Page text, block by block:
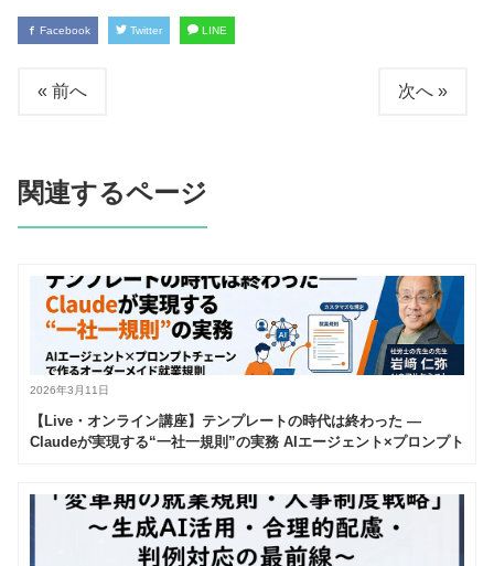
Facebook Twitter LINE
« 前へ 次へ »
関連するページ
2026年3月11日
【Live・オンライン講座】テンプレートの時代は終わった —
Claudeが実現する“一社一規則”の実務 AIエージェント×プロンプト